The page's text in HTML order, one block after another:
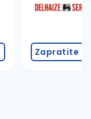
Zapratite